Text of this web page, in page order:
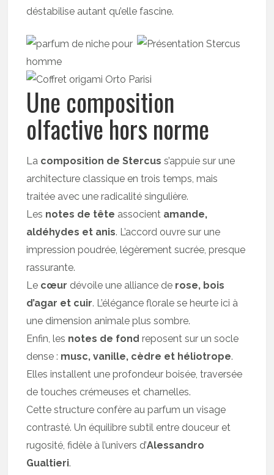
déstabilise autant qu’elle fascine.
Une composition
olfactive hors norme
La composition de Stercus s’appuie sur une
architecture classique en trois temps, mais
traitée avec une radicalité singulière.
Les notes de tête associent amande,
aldéhydes et anis. L’accord ouvre sur une
impression poudrée, légèrement sucrée, presque
rassurante.
Le cœur dévoile une alliance de rose, bois
d’agar et cuir. L’élégance florale se heurte ici à
une dimension animale plus sombre.
Enfin, les notes de fond reposent sur un socle
dense : musc, vanille, cèdre et héliotrope.
Elles installent une profondeur boisée, traversée
de touches crémeuses et charnelles.
Cette structure confère au parfum un visage
contrasté. Un équilibre subtil entre douceur et
rugosité, fidèle à l’univers d’Alessandro
Gualtieri.